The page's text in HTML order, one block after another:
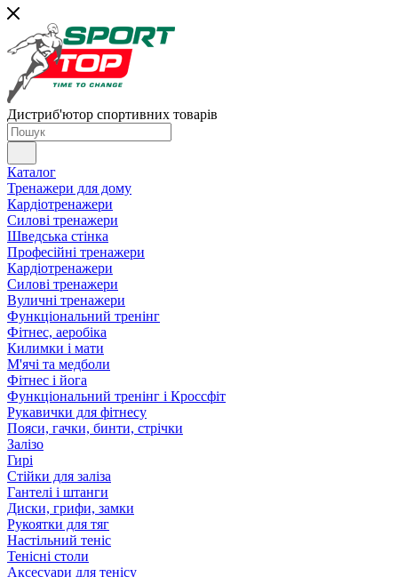
Дистриб'ютор спортивних товарів
Каталог
Тренажери для дому
Кардіотренажери
Силові тренажери
Шведська стінка
Професійні тренажери
Кардіотренажери
Силові тренажери
Вуличні тренажери
Функціональний тренінг
Фітнес, аеробіка
Килимки і мати
М'ячі та медболи
Фітнес і йога
Функціональний тренінг і Кроссфіт
Рукавички для фітнесу
Пояси, гачки, бинти, стрічки
Залізо
Гирі
Стійки для заліза
Гантелі і штанги
Диски, грифи, замки
Рукоятки для тяг
Настільний теніс
Тенісні столи
Аксесуари для тенісу